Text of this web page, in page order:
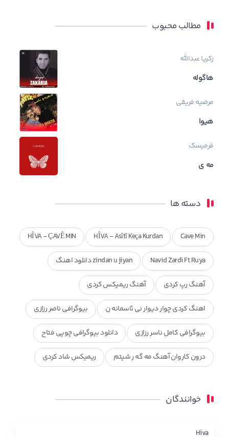
مطالب محبوب
زکریا عبدالله
هاگوله
مرضیه فریقی
هیوا
فرمیسک
مه ی
دسته ها
Cave Min
HÎVA - Asîtî Keça Kurdan
HÎVA - ÇAVÊ MIN
Navid Zardi Ft Ruya zindan u jiyan دانلود اهنگ
آهنگ رپ کردی آهنگ ریمیکس کردی
اهنگ کردی چوار دیوار نی ئاسمانه ن بیوگرافی ناصر رزازی
بیوگرافی کامل ناسر رزازی دانلود بیوگرافی چوپی فتاح
درون کاروان آهنگ مه گه ر شیتم ریمیکس شاد کردی
محمد جزا
چاو من
خوانندگان
Hiva